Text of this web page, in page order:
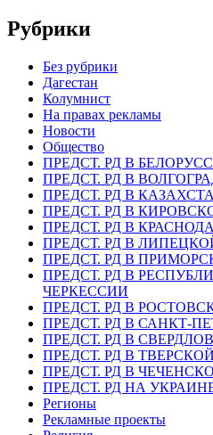
Рубрики
Без рубрики
Дагестан
Колумнист
На правах рекламы
Новости
Общество
ПРЕДСТ. РД В
ПРЕДСТ. РД В
ПРЕДСТ. РД В
ПРЕДСТ. РД В
ПРЕДСТ. РД В
ПРЕДСТ. РД В
ПРЕДСТ. РД В
ПРЕДСТ. РД В
ЧЕРКЕССИИ
ПРЕДСТ. РД В
ПРЕДСТ. РД В САНКТ-
ПРЕДСТ. РД В
ПРЕДСТ. РД В
ПРЕДСТ. РД В
ПРЕДСТ. РД НА
Регионы
Рекламные проекты